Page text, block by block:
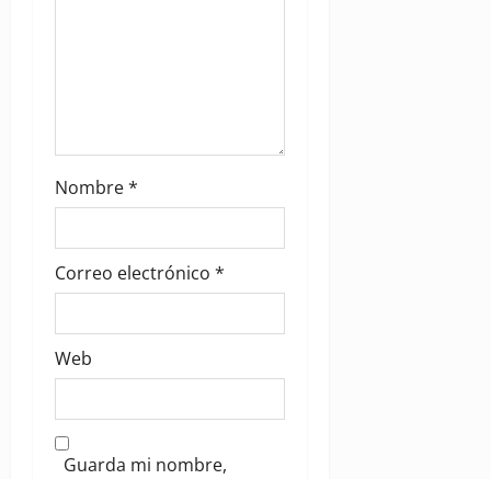
Nombre*
Correo electrónico *
Web
Guarda mi nombre,